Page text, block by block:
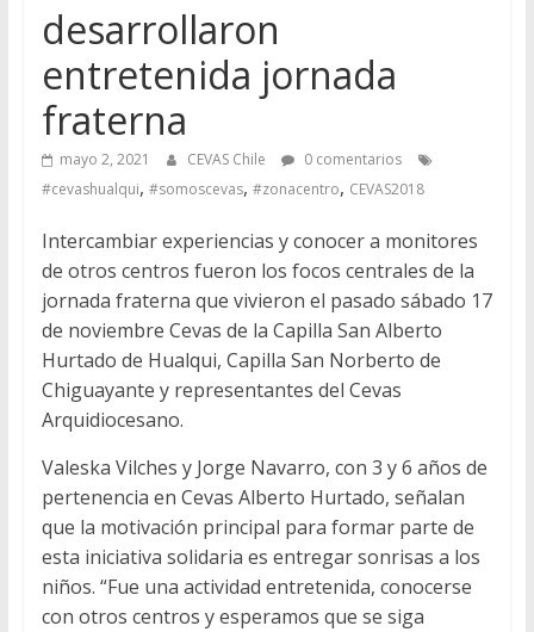
desarrollaron
entretenida jornada
fraterna
mayo 2, 2021 CEVAS Chile
0 comentarios
#cevashualqui, #somoscevas, #zonacentro, CEVAS2018
Intercambiar experiencias y conocer a monitores
de otros centros fueron los focos centrales de la
jornada fraterna que vivieron el pasado sábado 17
de noviembre Cevas de la Capilla San Alberto
Hurtado de Hualqui, Capilla San Norberto de
Chiguayante y representantes del Cevas
Arquidiocesano.
Valeska Vilches y Jorge Navarro, con 3 y 6 años de
pertenencia en Cevas Alberto Hurtado, señalan
que la motivación principal para formar parte de
esta iniciativa solidaria es entregar sonrisas a los
niños. “Fue una actividad entretenida, conocerse
con otros centros y esperamos que se siga